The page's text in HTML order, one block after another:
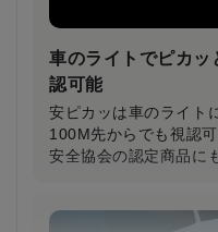
車のライトでピカ
認可能
安ピカッは車のライト
100M先からでも視認
安全協会の認定商品に